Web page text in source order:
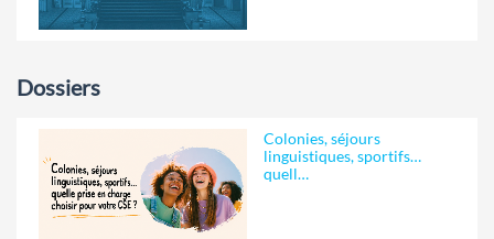
Dossiers
Colonies, séjours
linguistiques, sportifs…
quell…